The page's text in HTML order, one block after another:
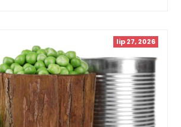
lip 27, 2026